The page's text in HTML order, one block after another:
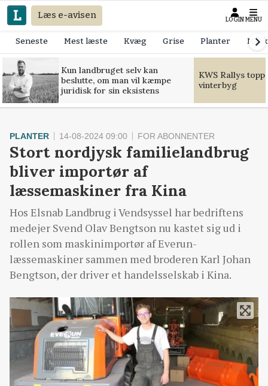
Læs e-avisen LOGIN MENU
Seneste Mest læste Kvæg Grise Planter
Kun landbruget selv kan
beslutte, om man vil kæmpe
juridisk for sin eksistens
KWS Rallys
vinterbyg
PLANTER 14-08-2024 09:00 FOR ABONNENTER
Stort nordjysk familielandbrug
bliver importør af
læssemaskiner fra Kina
Hos Elsnab Landbrug i Vendsyssel har bedriftens
medejer Svend Olav Bengtson nu kastet sig ud i
rollen som maskinimportør af Everun-
læssemaskiner sammen med broderen Karl Johan
Bengtson, der driver et handelsselskab i Kina.